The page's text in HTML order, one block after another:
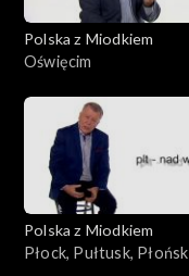
Polska z Miodkiem
Oświęcim
Polska z Miodkiem
Płock, Pułtusk, Płońsk